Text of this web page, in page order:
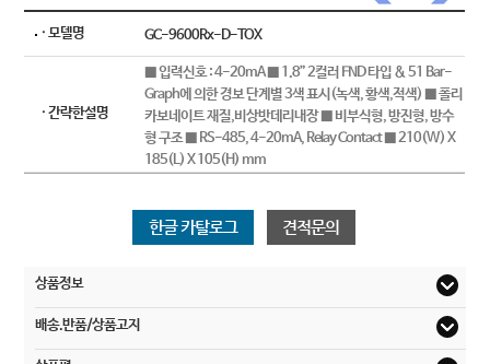
· 모델명 GC-9600Rx-D-TOX
· 간략한설명
■ 입력신호 : 4-20mA ■ 1.8” 2컬러 FND 타입 & 51 Bar-
Graph에 의한 경보 단계별 3색 표시(녹색, 황색,적색) ■ 폴리
카보네이트 재질,비상밧데리내장 ■ 비부식형, 방진형, 방수
형 구조 ■ RS-485, 4-20mA, Relay Contact ■ 210(W) X
185(L) X 105(H) mm
한글 카탈로그 견적문의
상품정보
배송.반품/상품고지